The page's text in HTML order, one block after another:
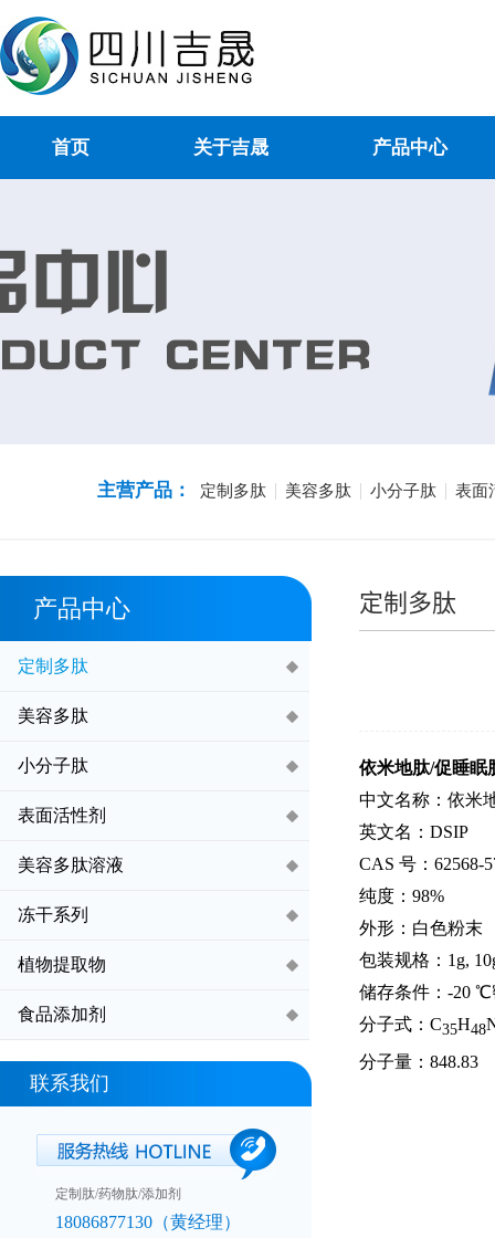
首页 关于吉晟 产品中心
主营产品： 定制多肽 美容多肽 小分子肽 表面
产品中心
定制多肽
美容多肽
小分子肽
表面活性剂
美容多肽溶液
冻干系列
植物提取物
食品添加剂
联系我们
定制肽/药物肽/添加剂
18086877130（黄经理）
定制多肽
依米地肽/促睡眠
中文名称：依米
英文名：DSIP
CAS 号：62568-
纯度：98%
外形：白色粉末
包装规格：1g,
储存条件：-20
分子式：C35H48
分子量：848.83